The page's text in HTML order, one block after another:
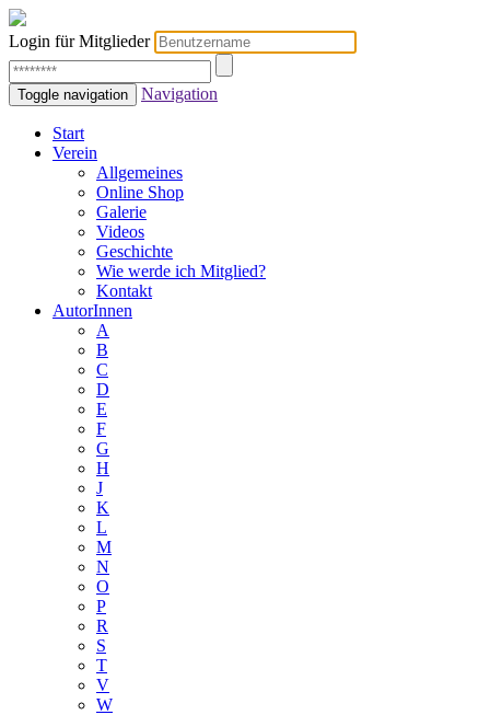
Login für Mitglieder
Toggle navigation Navigation
Start
Verein
Allgemeines
Online Shop
Galerie
Videos
Geschichte
Wie werde ich Mitglied?
Kontakt
AutorInnen
A
B
C
D
E
F
G
H
J
K
L
M
N
O
P
R
S
T
V
W